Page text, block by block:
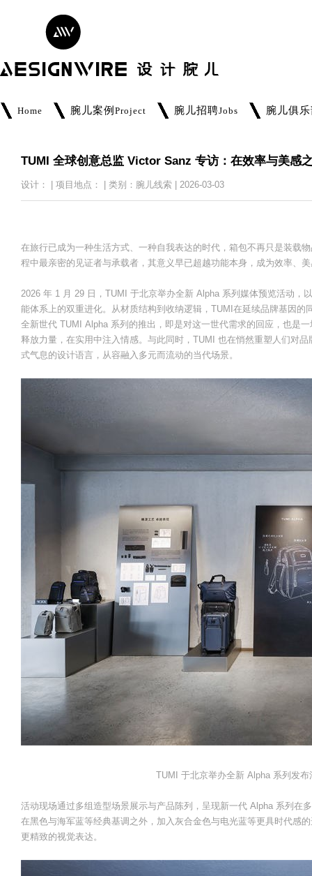
Home 腕儿案例 Project 腕儿招聘Jobs 腕儿俱
TUMI 全球创意总监 Victor Sanz 专访：在效率与美感
设计： | 项目地点： | 类别：腕儿线索 | 2026-03-03
在旅行已成为一种生活方式、一种自我表达的时代，箱包不再只是装载
程中最亲密的见证者与承载者，其意义早已超越功能本身，成为效率、
2026 年 1 月 29 日，TUMI 于北京举办全新 Alpha 系列媒体预览活动，
能体系上的双重进化。从材质结构到收纳逻辑，TUMI在延续品牌基因
全新世代 TUMI Alpha 系列的推出，即是对这一世代需求的回应，也是
释放力量，在实用中注入情感。与此同时，TUMI 也在悄然重塑人们对
式气息的设计语言，从容融入多元而流动的当代场景。
TUMI 于北京举办全新 Alpha 系列发
活动现场通过多组造型场景展示与产品陈列，呈现新一代 Alpha 系列在
在黑色与海军蓝等经典基调之外，加入灰合金色与电光蓝等更具时代感
更精致的视觉表达。